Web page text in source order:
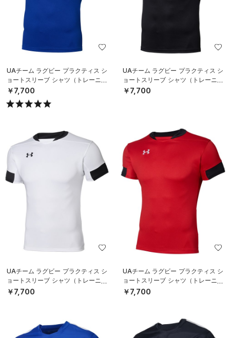
UAチーム ラグビー プラクティス シ
ョートスリーブ シャツ（トレーニン
グ/MEN）
￥7,700
UAチーム ラグビー プラクティス シ
ョートスリーブ シャツ（トレーニン
グ/MEN）
￥7,700
UAチーム ラグビー プラクティス シ
ョートスリーブ シャツ（トレーニン
グ/MEN）
￥7,700
UAチーム ラグビー プラクティス シ
ョートスリーブ シャツ（トレーニン
グ/MEN）
￥7,700